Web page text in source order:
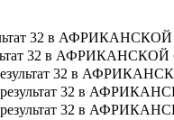
32 в АФРИКАНСКОЙ
32 в АФРИКАНСКОЙ
32 в
результат 32 в
результат 32 в